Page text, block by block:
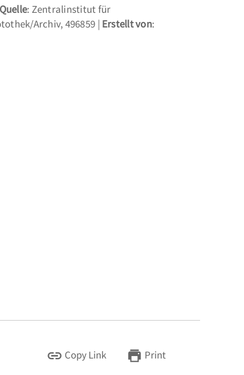
Quelle: Zentralinstitut für
Archiv, 496859 Erstellt von:
Copy Link Print